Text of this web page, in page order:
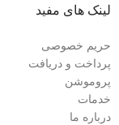
لینک های مفید
حریم خصوصی
پرداخت و دریافت
پروموشن
خدمات
درباره ما